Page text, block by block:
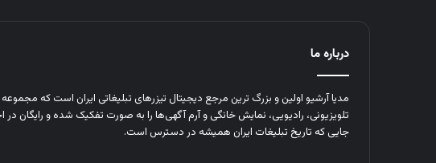
درباره ما
مدیا آرشیو اولین و بزرگ‌ ترین مرجع دیجیتال تیزرهای تبلیغاتی ایران است که
تلویزیونی، رادیویی، نمایش خانگی و آرم‌ آگهی‌ها را به‌ صورت تفکیک‌ شده و رایگان در
جایی که تاریخ تبلیغات ایران همیشه در دسترس است.